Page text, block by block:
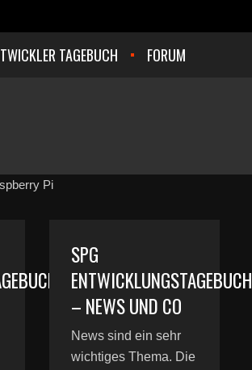
TAGEBUCH FORUM
Pi
SPG
ENTWICKLUNGSTAGEBUCH
– NEWS UND CO
News sind ein sehr
wichtiges Thema. Die